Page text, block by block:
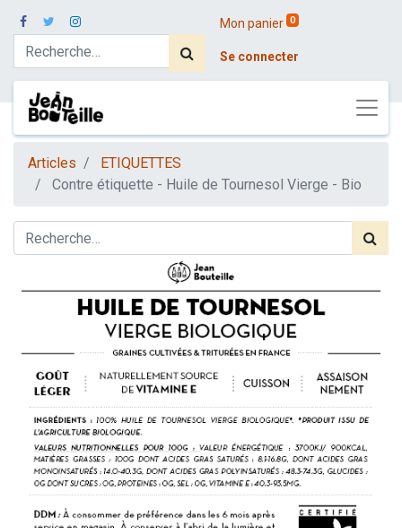
Mon panier 0
Se connecter
Articles
ETIQUETTES
Contre étiquette - Huile de Tournesol Vierge - Bio